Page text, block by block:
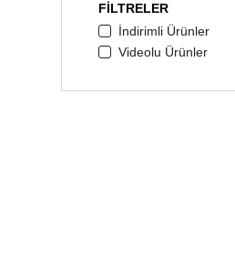
FILTRELER
İndirimli Ürünler
Videolu Ürünler